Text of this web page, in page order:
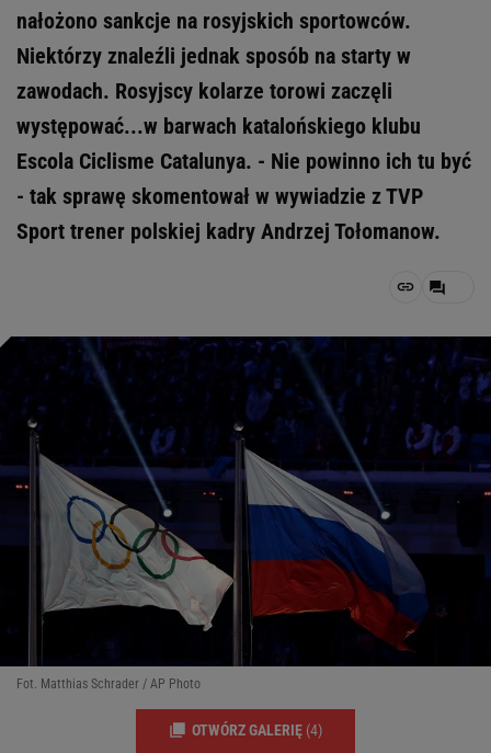
nałożono sankcje na rosyjskich sportowców.
Niektórzy znaleźli jednak sposób na starty w
zawodach. Rosyjscy kolarze torowi zaczęli
występować...w barwach katalońskiego klubu
Escola Ciclisme Catalunya. - Nie powinno ich tu być
- tak sprawę skomentował w wywiadzie z TVP
Sport trener polskiej kadry Andrzej Tołomanow.
Fot. Matthias Schrader / AP Photo
OTWÓRZ GALERIĘ (4)